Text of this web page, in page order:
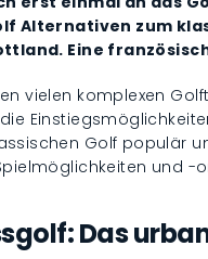
Alternativen zum
Eine
vielen komplexen
Golf populär
und -
Das